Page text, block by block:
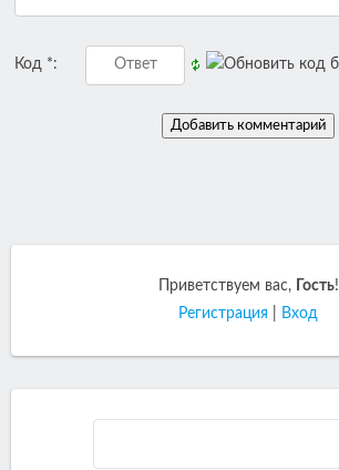
Код *:
Приветствуем вас, Гость!
Регистрация
Вход